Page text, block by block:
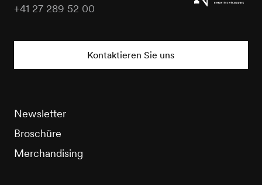
+41 27 289 52 00
Kontaktieren Sie uns
Newsletter
Broschüre
Merchandising